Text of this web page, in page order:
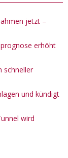
jetzt –
erhöht
schneller
und kündigt
wird